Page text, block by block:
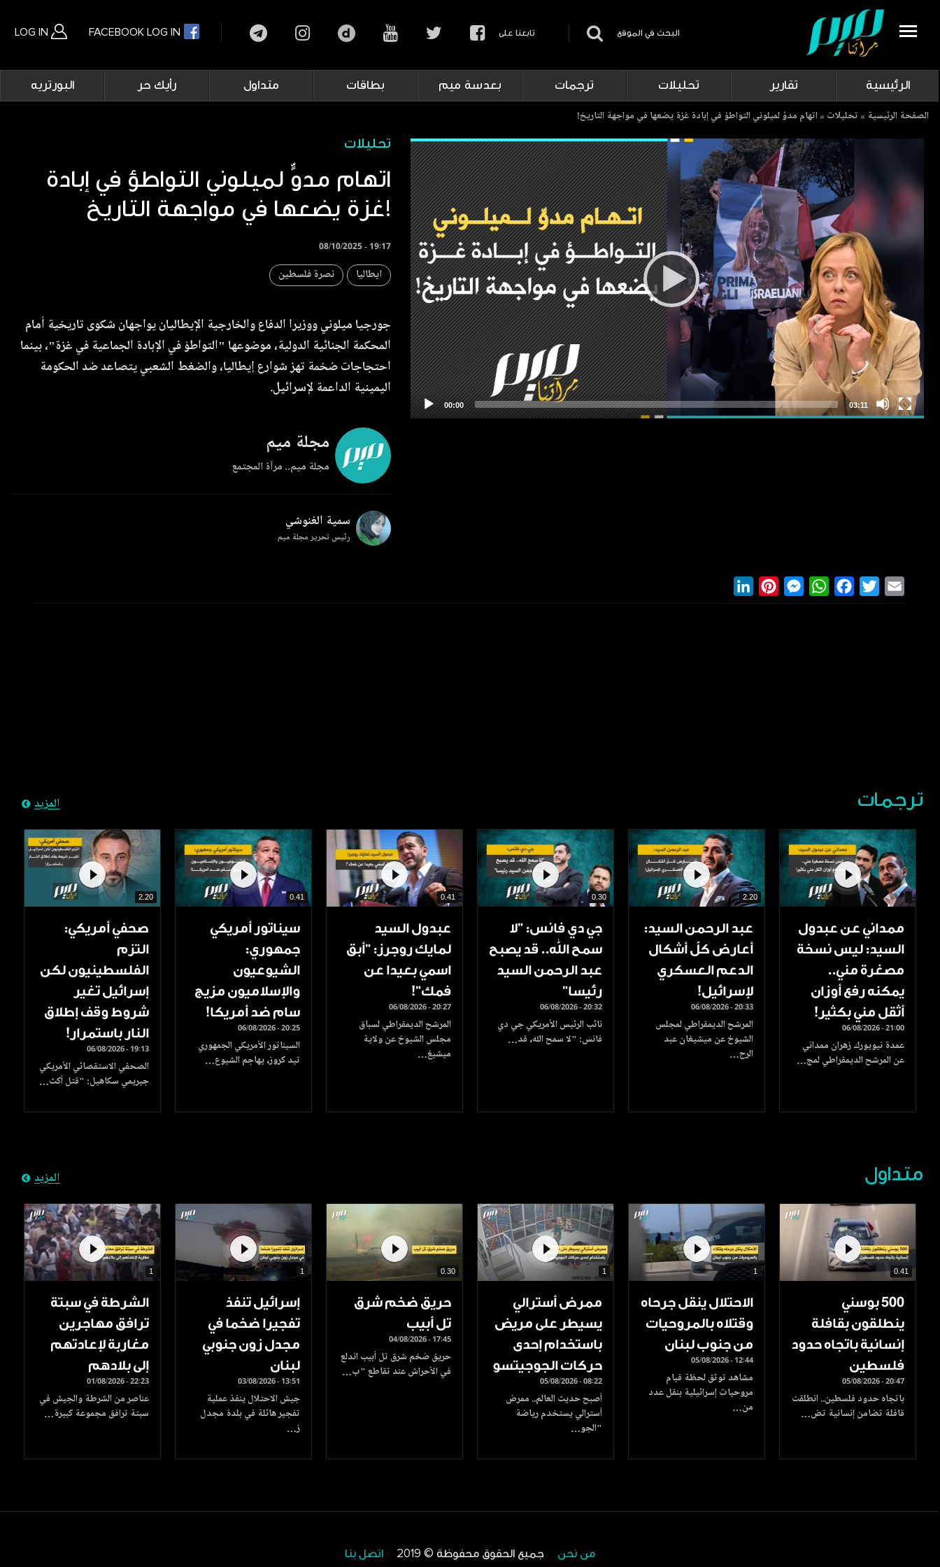
LOG IN FACEBOOK LOG IN البحث في الموقع تابعنا على
Main
navigation
الرئيسية تقارير تحليلات ترجمات بعدسة ميم بطاقات متداول رأيك حر البورتريه
Breadcrumb
الصفحة الرئيسية تحليلات اتهام مدوٍّ لميلوني التواطؤ في إبادة غزة يضعها في مواجهة التاريخ!
تحليلات
اتهام مدوٍّ لميلوني التواطؤ في إبادة
غزة يضعها في مواجهة التاريخ!
08/10/2025 - 19:17
ايطاليا نصرة فلسطين
جورجيا ميلوني ووزيرا الدفاع والخارجية الإيطاليان يواجهان شكوى تاريخية أمام
المحكمة الجنائية الدولية، موضوعها "التواطؤ في الإبادة الجماعية في غزة"، بينما
احتجاجات ضخمة تهز شوارع إيطاليا، والضغط الشعبي يتصاعد ضد الحكومة
اليمينية الداعمة لإسرائيل.
مجلة ميم
مجلة ميم.. مرآة المجتمع
سمية الغنوشي
رئيس تحرير مجلة ميم
LinkedInPinterestMessengerWhatsAppFacebook
Twitter
ترجمات المزيد
ممداني عن عبدول
السيد: ليس نسخة
مصغرة مني..
يمكنه رفع أوزان
أثقل مني بكثير!
06/08/2026 - 21:00
عمدة نيويورك زهران ممداني
عن المرشح الديمقراطي لمج…
2.20
عبد الرحمن السيد:
أعارض كلّ أشكال
الدعم العسكري
لإسرائيل!
06/08/2026 - 20:33
المرشح الديمقراطي لمجلس
الشيوخ عن ميشيغان عبد
الرح…
0.30
جي دي فانس: ”لا
سمح الله.. قد يصبح
عبد الرحمن السيد
رئيسا”
06/08/2026 - 20:32
نائب الرئيس الأمريكي جي دي
فانس: "لا سمح الله، قد…
0.41
عبدول السيد
لمايك روجرز: "أبق
اسمي بعيدا عن
فمك"!
06/08/2026 - 20:27
المرشح الديمقراطي لسباق
مجلس الشيوخ عن ولاية
ميشيغ…
0.41
سيناتور أمريكي
جمهوري:
الشيوعيون
والإسلاميون مزيج
سام ضد أمريكا!
06/08/2026 - 20:25
السيناتور الأمريكي الجمهوري
تيد كروز، يهاجم الشيوع…
2.20
صحفي أمريكي:
التزم
الفلسطينيون لكن
إسرائيل تغير
شروط وقف إطلاق
النار باستمرار!
06/08/2026 - 19:13
الصحفي الاستقصائي الأمريكي
جيريمي سكاهيل: "قتل أكث…
متداول المزيد
0.41
500 بوسني
ينطلقون بقافلة
إنسانية باتجاه حدود
فلسطين
05/08/2026 - 20:47
باتجاه حدود فلسطين.. انطلقت
قافلة تضامن إنسانية تض…
1
الاحتلال ينقل جرحاه
وقتلاه بالمروحيات
من جنوب لبنان
05/08/2026 - 12:44
مشاهد توثق لحظة قيام
مروحيات إسرائيلية بنقل عدد
من…
1
ممرض أسترالي
يسيطر على مريض
باستخدام إحدى
حركات الجوجيتسو
05/08/2026 - 08:22
أصبح حديث العالم.. ممرض
أسترالي يستخدم رياضة
"الجو…
0.30
حريق ضخم شرق
تل أبيب
04/08/2026 - 17:45
حريق ضخم شرق تل أبيب اندلع
في الأحراش عند تقاطع "ب…
1
إسرائيل تنفذ
تفجيرا ضخما في
مجدل زون جنوبي
لبنان
03/08/2026 - 13:51
جيش الاحتلال ينفذ عملية
تفجير هائلة في بلدة مجدل
ز…
1
الشرطة في سبتة
ترافق مهاجرين
مغاربة لإعادتهم
إلى بلادهم
01/08/2026 - 22:23
عناصر من الشرطة والجيش في
سبتة ترافق مجموعة كبيرة…
من نحن جميع الحقوق محفوظة © 2019 اتصل بنا